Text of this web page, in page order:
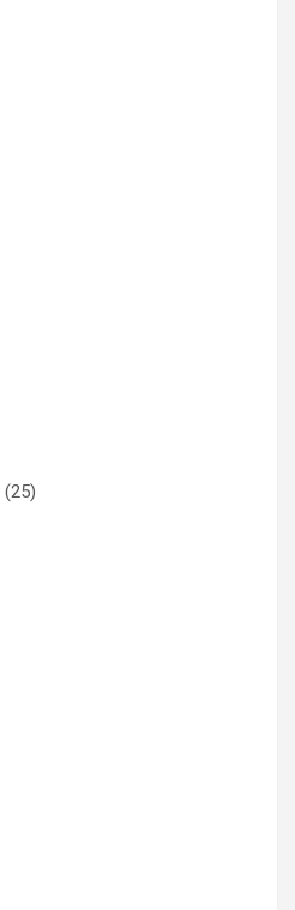
(25)